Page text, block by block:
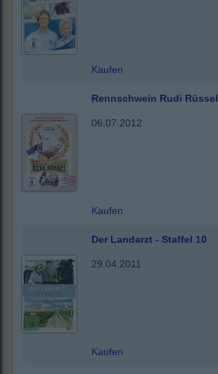
Kaufen
Rennschwein Rudi Rüssel
06.07.2012
Kaufen
Der Landarzt - Staffel 10
29.04.2011
Kaufen